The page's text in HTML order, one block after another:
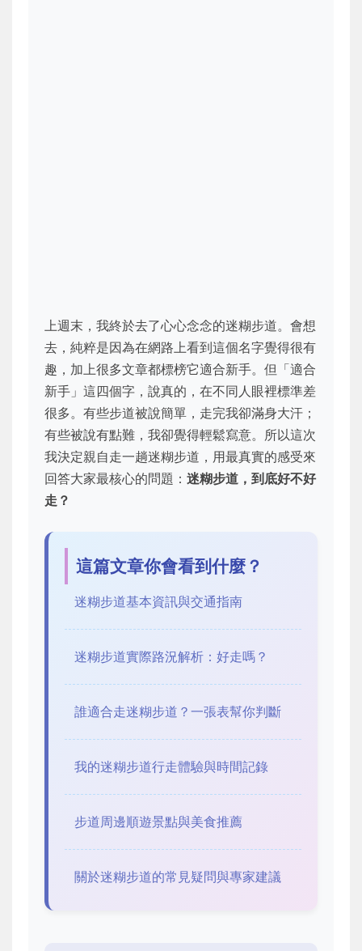
上週末，我終於去了心心念念的迷糊步道。會想
去，純粹是因為在網路上看到這個名字覺得很有
趣，加上很多文章都標榜它適合新手。但「適合
新手」這四個字，說真的，在不同人眼裡標準差
很多。有些步道被說簡單，走完我卻滿身大汗；
有些被說有點難，我卻覺得輕鬆寫意。所以這次
我決定親自走一趟迷糊步道，用最真實的感受來
回答大家最核心的問題： 迷糊步道，到底好不好
走？
這篇文章你會看到什麼？
迷糊步道基本資訊與交通指南
迷糊步道實際路況解析：好走嗎？
誰適合走迷糊步道？一張表幫你判斷
我的迷糊步道行走體驗與時間記錄
步道周邊順遊景點與美食推薦
關於迷糊步道的常見疑問與專家建議